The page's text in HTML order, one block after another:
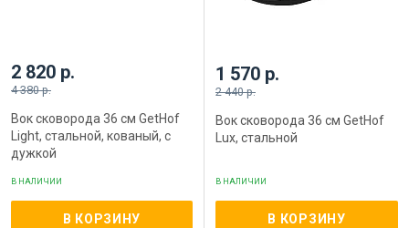
2 820 р.
4 380 р.
Вок сковорода 36 см GetHof
Light, стальной, кованый, с
дужкой
В НАЛИЧИИ
В КОРЗИНУ
1 570 р.
2 440 р.
Вок сковорода 36 см GetHof
Lux, стальной
В НАЛИЧИИ
В КОРЗИНУ